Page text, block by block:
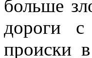
больше
дороги
происки